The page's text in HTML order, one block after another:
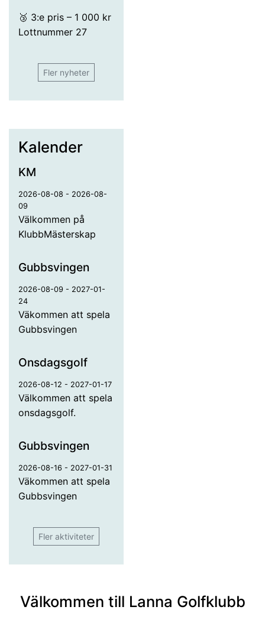
🥉 3:e pris – 1 000 kr
Lottnummer 27
Fler nyheter
Kalender
KM
2026-08-08 - 2026-08-
09
Välkommen på
KlubbMästerskap
Gubbsvingen
2026-08-09 - 2027-01-
24
Väkommen att spela
Gubbsvingen
Onsdagsgolf
2026-08-12 - 2027-01-17
Välkommen att spela
onsdagsgolf.
Gubbsvingen
2026-08-16 - 2027-01-31
Väkommen att spela
Gubbsvingen
Fler aktiviteter
Välkommen till Lanna Golfklubb